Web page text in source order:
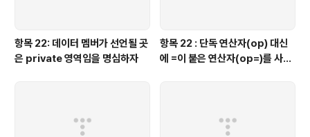
항목 22: 데이터 멤버가 선언될 곳
은 private 영역임을 명심하자
항목 22 : 단독 연산자(op) 대신
에 =이 붙은 연산자(op=)를 사용